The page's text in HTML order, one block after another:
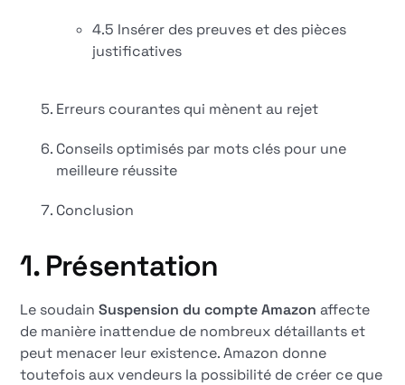
4.5 Insérer des preuves et des pièces
justificatives
Erreurs courantes qui mènent au rejet
Conseils optimisés par mots clés pour une
meilleure réussite
Conclusion
1. Présentation
Le soudainSuspension du compte Amazon affecte
de manière inattendue de nombreux détaillants et
peut menacer leur existence. Amazon donne
toutefois aux vendeurs la possibilité de créer ce que